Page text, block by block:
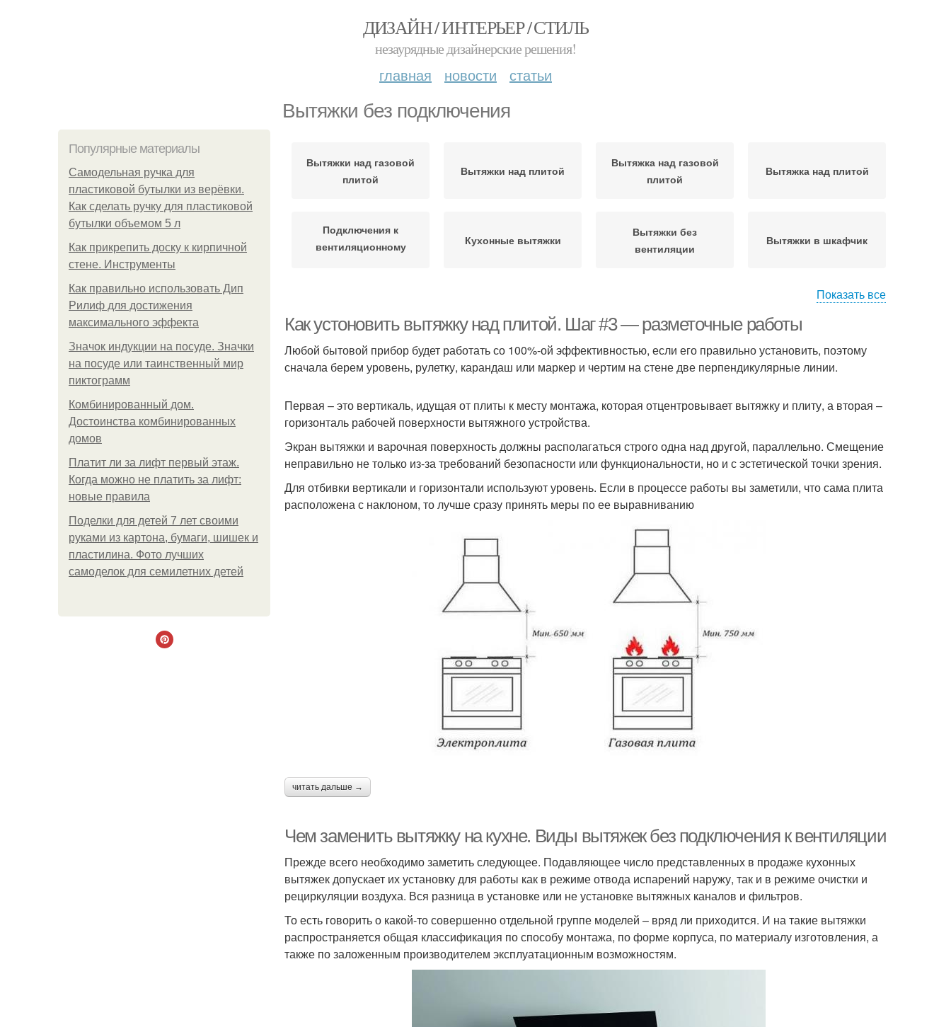
ДИЗАЙН / ИНТЕРЬЕР / СТИЛЬ
незаурядные дизайнерские решения!
главная новости статьи
Вытяжки без подключения
Популярные материалы
Самодельная ручка для
пластиковой бутылки из верёвки.
Как сделать ручку для пластиковой
бутылки объемом 5 л
Как прикрепить доску к кирпичной
стене. Инструменты
Как правильно использовать Дип
Рилиф для достижения
максимального эффекта
Значок индукции на посуде. Значки
на посуде или таинственный мир
пиктограмм
Комбинированный дом.
Достоинства комбинированных
домов
Платит ли за лифт первый этаж.
Когда можно не платить за лифт:
новые правила
Поделки для детей 7 лет своими
руками из картона, бумаги, шишек и
пластилина. Фото лучших
самоделок для семилетних детей
Вытяжки над газовой
плитой
Вытяжки над плитой
Вытяжка над газовой
плитой
Вытяжка над плитой
Подключения к
вентиляционному
Кухонные вытяжки
Вытяжки без
вентиляции
Вытяжки в шкафчик
Показать все
Как устоновить вытяжку над плитой. Шаг #3 — разметочные работы
Любой бытовой прибор будет работать со 100%-ой эффективностью, если его правильно установить, поэтому
сначала берем уровень, рулетку, карандаш или маркер и чертим на стене две перпендикулярные линии.
Первая – это вертикаль, идущая от плиты к месту монтажа, которая отцентровывает вытяжку и плиту, а вторая –
горизонталь рабочей поверхности вытяжного устройства.
Экран вытяжки и варочная поверхность должны располагаться строго одна над другой, параллельно. Смещение
неправильно не только из-за требований безопасности или функциональности, но и с эстетической точки зрения.
Для отбивки вертикали и горизонтали используют уровень. Если в процессе работы вы заметили, что сама плита
расположена с наклоном, то лучше сразу принять меры по ее выравниванию
читать дальше →
Чем заменить вытяжку на кухне. Виды вытяжек без подключения к вентиляции
Прежде всего необходимо заметить следующее. Подавляющее число представленных в продаже кухонных
вытяжек допускает их установку для работы как в режиме отвода испарений наружу, так и в режиме очистки и
рециркуляции воздуха. Вся разница в установке или не установке вытяжных каналов и фильтров.
То есть говорить о какой-то совершенно отдельной группе моделей – вряд ли приходится. И на такие вытяжки
распространяется общая классификация по способу монтажа, по форме корпуса, по материалу изготовления, а
также по заложенным производителем эксплуатационным возможностям.